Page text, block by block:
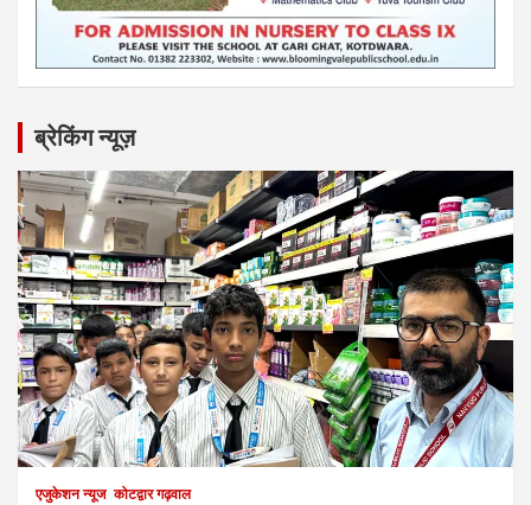
ब्रेकिंग न्यूज़
एजुकेशन न्‍यूज कोटद्वार गढ़वाल